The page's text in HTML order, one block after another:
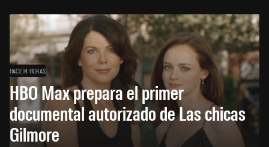
HACE 14 HORAS
HBO Max prepara el primer
documental autorizado de Las chicas
Gilmore